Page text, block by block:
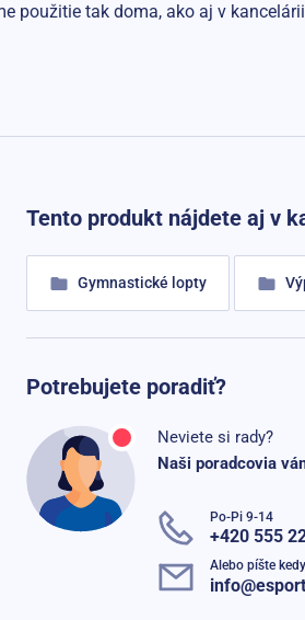
použitie tak doma, ako aj v
Tento produkt nájdete aj v
Gymnastické lopty
Potrebujete poradiť?
Neviete si rady?
Naši poradcovia
Po-Pi 9-14
+420 555
Alebo píšte